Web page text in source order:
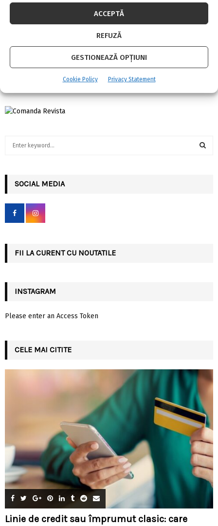
ACCEPTĂ
REFUZĂ
GESTIONEAZĂ OPȚIUNI
Cookie Policy Privacy Statement
Eleganta de Monaco la tine in gradina!
h
f
r
SOCIAL MEDIA
FII LA CURENT CU NOUTATILE
INSTAGRAM
Please enter an Access Token
CELE MAI CITITE
Linie de credit sau împrumut clasic: care